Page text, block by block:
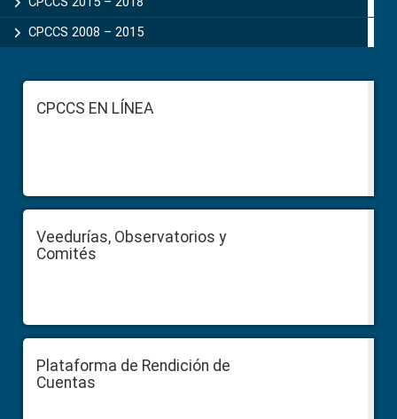
CPCCS 2008 – 2015
FooterCPCCS EN LÍNEA
Veedurías, Observatorios y
Comités
Plataforma de Rendición de
Cuentas